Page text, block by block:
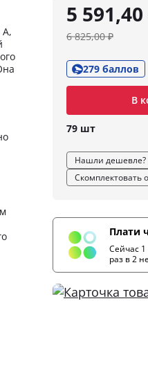
А,
5 591,40
6 825,00 ₽
279 баллов
В
79 шт
Нашли дешевле?
Плати
Сейчас 1
раз в 2